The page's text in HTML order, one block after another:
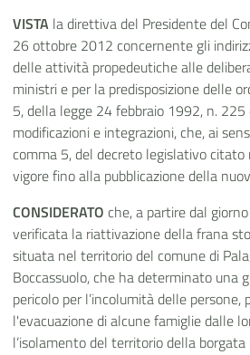
VISTA la direttiva del Presidente del
26 ottobre 2012 concernente gli
delle attività propedeutiche alle
ministri e per la predisposizione delle
5, della legge 24 febbraio 1992, n. 225
modificazioni e integrazioni, che, ai
comma 5, del decreto legislativo
vigore fino alla pubblicazione della
CONSIDERATO che, a partire dal
verificata la riattivazione della frana
situata nel territorio del comune di
Boccassuolo, che ha determinato una
pericolo per l’incolumità delle persone,
l'evacuazione di alcune famiglie dalle
l’isolamento del territorio della borgata